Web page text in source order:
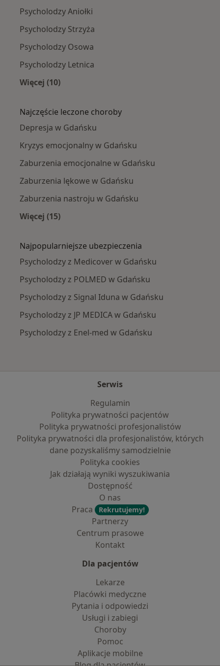
Psycholodzy Aniołki
Psycholodzy Strzyża
Psycholodzy Osowa
Psycholodzy Letnica
Więcej (10)
Najczęście leczone choroby
Depresja w Gdańsku
Kryzys emocjonalny w Gdańsku
Zaburzenia emocjonalne w Gdańsku
Zaburzenia lękowe w Gdańsku
Zaburzenia nastroju w Gdańsku
Więcej (15)
Najpopularniejsze ubezpieczenia
Psycholodzy z Medicover w Gdańsku
Psycholodzy z POLMED w Gdańsku
Psycholodzy z Signal Iduna w Gdańsku
Psycholodzy z JP MEDICA w Gdańsku
Psycholodzy z Enel-med w Gdańsku
Serwis
Regulamin
Polityka prywatności pacjentów
Polityka prywatności profesjonalistów
Polityka prywatności dla profesjonalistów, których
dane pozyskaliśmy samodzielnie
Polityka cookies
Jak działają wyniki wyszukiwania
Dostępność
O nas
Praca
Rekrutujemy!
Partnerzy
Centrum prasowe
Kontakt
Dla pacjentów
Lekarze
Placówki medyczne
Pytania i odpowiedzi
Usługi i zabiegi
Choroby
Pomoc
Aplikacje mobilne